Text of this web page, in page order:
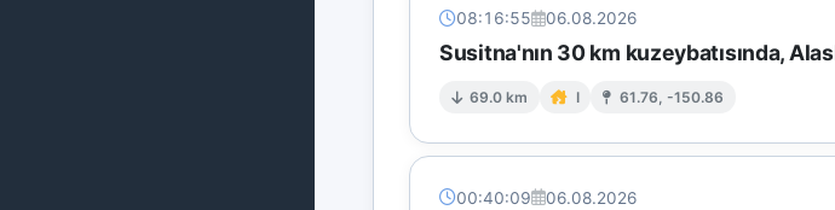
08:16:55 06.08.2026
Susitna'nın 30 km kuzeybatısında,
69.0 km I 61.76, -150.86
00:40:09 06.08.2026